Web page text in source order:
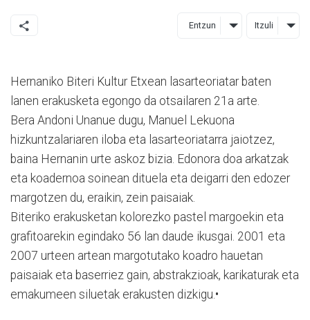
Entzun Itzuli
Hernaniko Biteri Kultur Etxean lasarteoriatar baten
lanen erakusketa egongo da otsailaren 21a arte.
Bera Andoni Unanue dugu, Manuel Lekuona
hizkuntzalariaren iloba eta lasarteoriatarra jaiotzez,
baina Hernanin urte askoz bizia. Edonora doa arkatzak
eta koadernoa soinean dituela eta deigarri den edozer
margotzen du, eraikin, zein paisaiak.
Biteriko erakusketan kolorezko pastel margoekin eta
grafitoarekin egindako 56 lan daude ikusgai. 2001 eta
2007 urteen artean margotutako koadro hauetan
paisaiak eta baserriez gain, abstrakzioak, karikaturak eta
emakumeen siluetak erakusten dizkigu.•